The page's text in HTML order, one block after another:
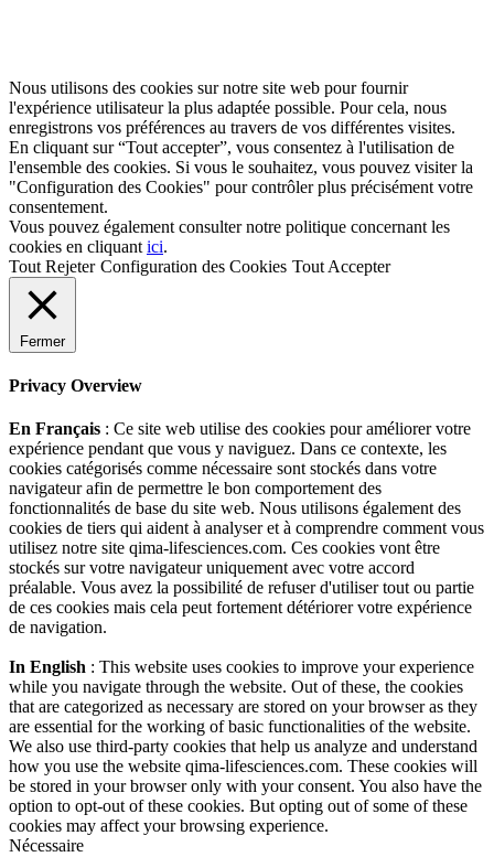
Nous utilisons des cookies sur notre site web pour fournir
l'expérience utilisateur la plus adaptée possible. Pour cela, nous
enregistrons vos préférences au travers de vos différentes visites.
En cliquant sur “Tout accepter”, vous consentez à l'utilisation de
l'ensemble des cookies. Si vous le souhaitez, vous pouvez visiter la
"Configuration des Cookies" pour contrôler plus précisément votre
consentement.
Vous pouvez également consulter notre politique concernant les
cookies en cliquant ici.
Tout Rejeter Configuration des Cookies Tout Accepter
Fermer
Privacy Overview
En Français : Ce site web utilise des cookies pour améliorer votre
expérience pendant que vous y naviguez. Dans ce contexte, les
cookies catégorisés comme nécessaire sont stockés dans votre
navigateur afin de permettre le bon comportement des
fonctionnalités de base du site web. Nous utilisons également des
cookies de tiers qui aident à analyser et à comprendre comment vous
utilisez notre site qima-lifesciences.com. Ces cookies vont être
stockés sur votre navigateur uniquement avec votre accord
préalable. Vous avez la possibilité de refuser d'utiliser tout ou partie
de ces cookies mais cela peut fortement détériorer votre expérience
de navigation.
In English : This website uses cookies to improve your experience
while you navigate through the website. Out of these, the cookies
that are categorized as necessary are stored on your browser as they
are essential for the working of basic functionalities of the website.
We also use third-party cookies that help us analyze and understand
how you use the website qima-lifesciences.com. These cookies will
be stored in your browser only with your consent. You also have the
option to opt-out of these cookies. But opting out of some of these
cookies may affect your browsing experience.
Nécessaire